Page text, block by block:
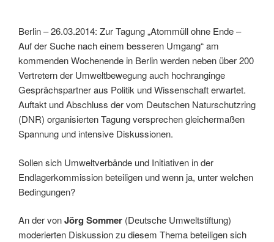
Berlin – 26.03.2014: Zur Tagung „Atommüll ohne Ende –
Auf der Suche nach einem besseren Umgang“ am
kommenden Wochenende in Berlin werden neben über 200
Vertretern der Umweltbewegung auch hochranginge
Gesprächspartner aus Politik und Wissenschaft erwartet.
Auftakt und Abschluss der vom Deutschen Naturschutzring
(DNR) organisierten Tagung versprechen gleichermaßen
Spannung und intensive Diskussionen.
Sollen sich Umweltverbände und Initiativen in der
Endlagerkommission beteiligen und wenn ja, unter welchen
Bedingungen?
An der vonJörg Sommer (Deutsche Umweltstiftung)
moderierten Diskussion zu diesem Thema beteiligen sich